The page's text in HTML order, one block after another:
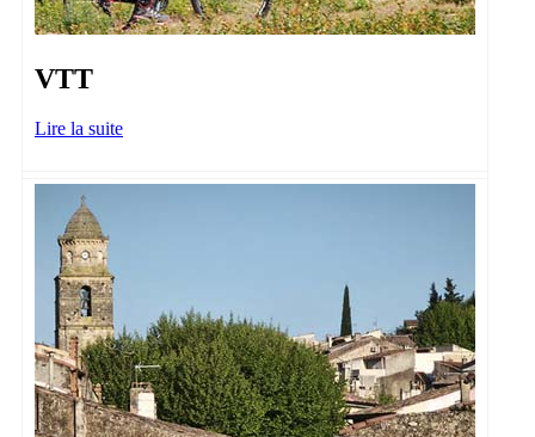
VTT
Lire la suite